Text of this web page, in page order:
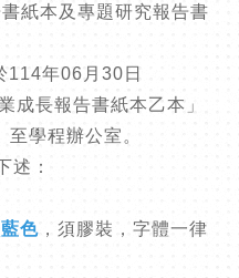
紙本及專題研究報告書
年06月30日
成長報告書紙本乙本」
學程辦公室。
述：
色 ，須膠裝，字體一律